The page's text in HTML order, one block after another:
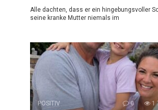
Alle dachten, dass er ein hingebungsvoller
seine kranke Mutter niemals im
POSITIV 0 1